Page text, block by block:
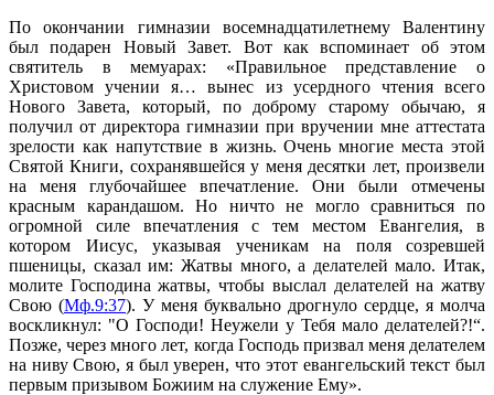
По окончании гимназии восемнадцатилетнему Валентину
был подарен Новый Завет. Вот как вспоминает об этом
святитель в мемуарах: «Правильное представление о
Христовом учении я… вынес из усердного чтения всего
Нового Завета, который, по доброму старому обычаю, я
получил от директора гимназии при вручении мне аттестата
зрелости как напутствие в жизнь. Очень многие места этой
Святой Книги, сохранявшейся у меня десятки лет, произвели
на меня глубочайшее впечатление. Они были отмечены
красным карандашом. Но ничто не могло сравниться по
огромной силе впечатления с тем местом Евангелия, в
котором Иисус, указывая ученикам на поля созревшей
пшеницы, сказал им: Жатвы много, а делателей мало. Итак,
молите Господина жатвы, чтобы выслал делателей на жатву
Свою (Мф.9:37). У меня буквально дрогнуло сердце, я молча
воскликнул: "О Господи! Неужели у Тебя мало делателей?!“.
Позже, через много лет, когда Господь призвал меня делателем
на ниву Свою, я был уверен, что этот евангельский текст был
первым призывом Божиим на служение Ему».